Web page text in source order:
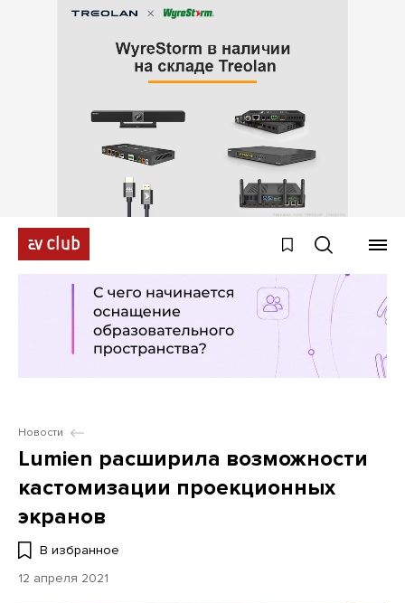
Новости
Lumien расширила возможности
кастомизации проекционных
экранов
В избранное
12 апреля 2021